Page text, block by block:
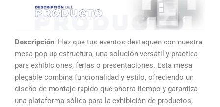
Descripción: Haz que tus eventos destaquen con nuestra
mesa pop-up estructura, una solución versátil y práctica
para exhibiciones, ferias o presentaciones. Esta mesa
plegable combina funcionalidad y estilo, ofreciendo un
diseño de montaje rápido que ahorra tiempo y garantiza
una plataforma sólida para la exhibición de productos,